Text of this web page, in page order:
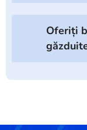
Oferiți